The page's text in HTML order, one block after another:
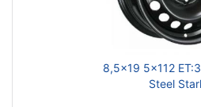
8,5x19 5x112
Steel